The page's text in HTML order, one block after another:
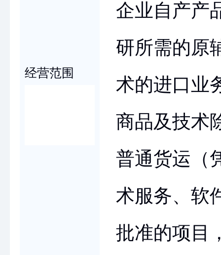
经营范围
企业自产产
研所需的原
术的进口业
商品及技术
普通货运（
术服务、软
批准的项目